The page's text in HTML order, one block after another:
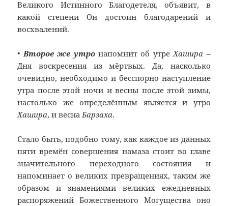
Великого Истинного Благодетеля, объявит, в
какой степени Он достоин благодарений и
восхвалений.
•Второе же утронапомнит об утреХашира –
Дня воскресения из мёртвых. Да, насколько
очевидно, необходимо и бесспорно наступление
утра после этой ночи и весны после этой зимы,
настолько же определённым является и утро
Хашира, и веснаБарзаха.
Стало быть, подобно тому, как каждое из данных
пяти времён совершения намаза стоит во главе
значительного переходного состояния и
напоминает о великих превращениях, таким же
образом и знамениями великих ежедневных
распоряжений Божественного Могущества оно